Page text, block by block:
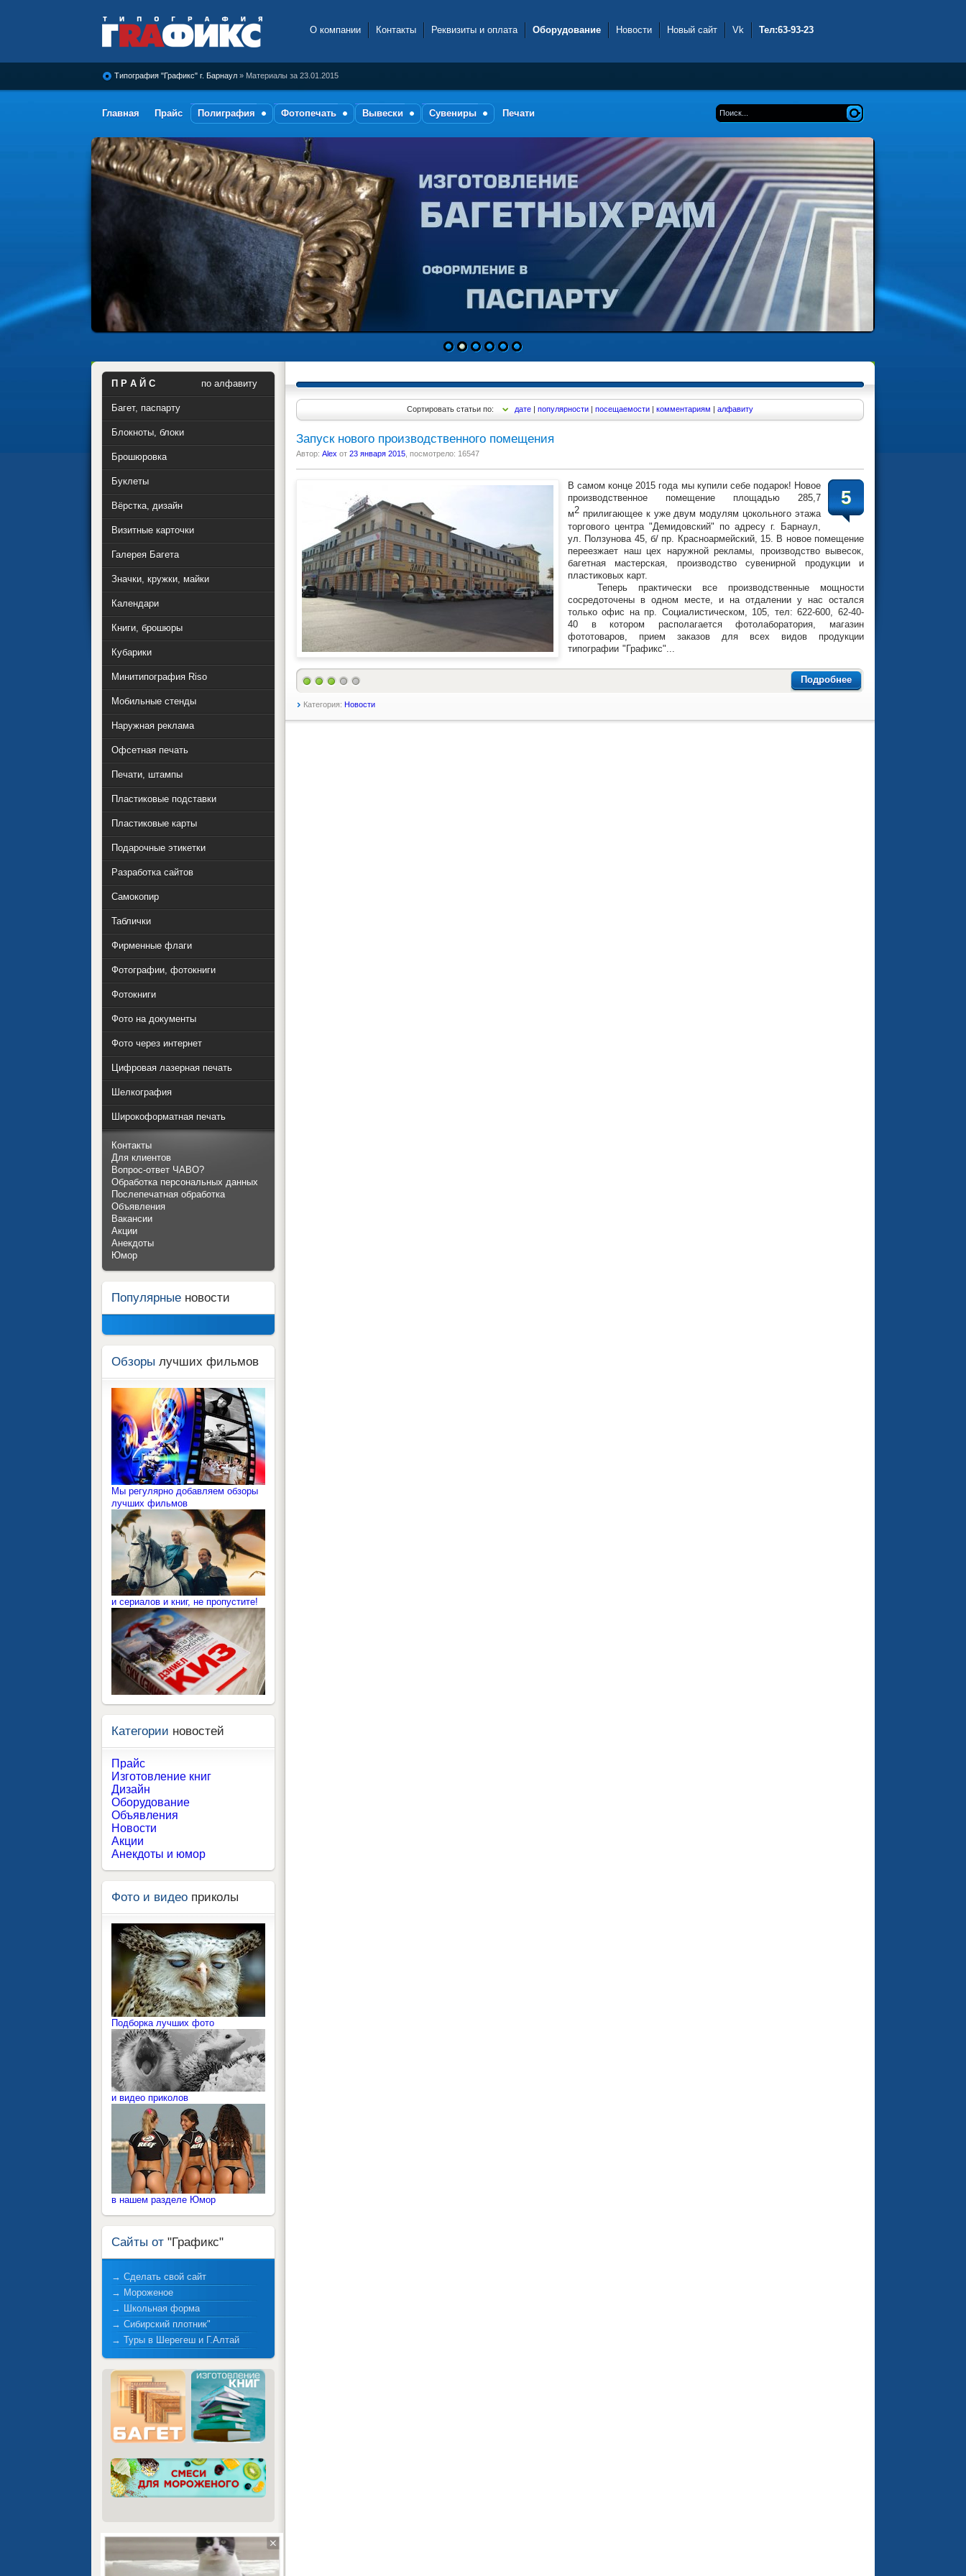
Барнаул
О компании Контакты Реквизиты и оплата Оборудование Новости Новый сайт Vk Тел:63-93-23
Типография "Графикс" г. Барнаул » Материалы за 23.01.2015
Главная Прайс Полиграфия Фотопечать Вывески Сувениры Печати
1 2 3 4 5 6
Сортировать статьи по: дате | популярности | посещаемости | комментариям | алфавиту
Запуск нового производственного помещения
Автор: Alex от 23 января 2015 , посмотрело: 16547
5
В самом конце 2015 года мы купили себе подарок! Новое
производственное помещение площадью 285,7
м2 прилигающее к уже двум модулям цокольного этажа
торгового центра "Демидовский" по адресу г. Барнаул,
ул. Ползунова 45, б/ пр. Красноармейский, 15. В новое помещение
переезжает наш цех наружной рекламы, производство вывесок,
багетная мастерская, производство сувенирной продукции и
пластиковых карт.
Теперь практически все производственные мощности
сосредоточены в одном месте, и на отдалении у нас остался
только офис на пр. Социалистическом, 105, тел: 622-600, 62-40-
40 в котором располагается фотолаборатория, магазин
фототоваров, прием заказов для всех видов продукции
типографии "Графикс".
Подробнее
Категория: Новости
П Р А Й С по алфавиту
Багет, паспарту
Блокноты, блоки
Брошюровка
Буклеты
Вёрстка, дизайн
Визитные карточки
Галерея Багета
Значки, кружки, майки
Календари
Книги, брошюры
Кубарики
Минитипография Riso
Мобильные стенды
Наружная реклама
Офсетная печать
Печати, штампы
Пластиковые подставки
Пластиковые карты
Подарочные этикетки
Разработка сайтов
Самокопир
Таблички
Фирменные флаги
Фотографии, фотокниги
Фотокниги
Фото на документы
Фото через интернет
Цифровая лазерная печать
Шелкография
Широкоформатная печать
Контакты
Для клиентов
Вопрос-ответ ЧАВО?
Обработка персональных данных
Послепечатная обработка
Объявления
Вакансии
Акции
Анекдоты
Юмор
Популярные новости
Обзоры лучших фильмов
Мы регулярно добавляем обзоры
лучших фильмов
и сериалов и книг, не пропустите!
Категории новостей
Прайс
Изготовление книг
Дизайн
Оборудование
Объявления
Новости
Акции
Анекдоты и юмор
Фото и видео приколы
Подборка лучших фото
и видео приколов
в нашем разделе Юмор
Сайты от "Графикс"
→ Сделать свой сайт
→ Мороженое
→ Школьная форма
→ Сибирский плотник"
→ Туры в Шерегеш и Г.Алтай